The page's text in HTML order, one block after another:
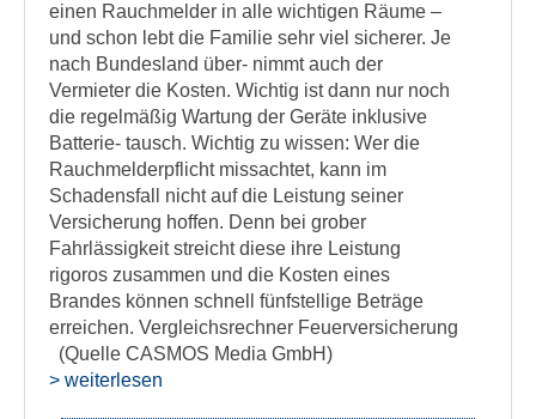
einen Rauchmelder in alle wichtigen Räume –
und schon lebt die Familie sehr viel sicherer. Je
nach Bundesland über- nimmt auch der
Vermieter die Kosten. Wichtig ist dann nur noch
die regelmäßig Wartung der Geräte inklusive
Batterie- tausch. Wichtig zu wissen: Wer die
Rauchmelderpflicht missachtet, kann im
Schadensfall nicht auf die Leistung seiner
Versicherung hoffen. Denn bei grober
Fahrlässigkeit streicht diese ihre Leistung
rigoros zusammen und die Kosten eines
Brandes können schnell fünfstellige Beträge
erreichen. Vergleichsrechner Feuerversicherung
(Quelle CASMOS Media GmbH)
> weiterlesen